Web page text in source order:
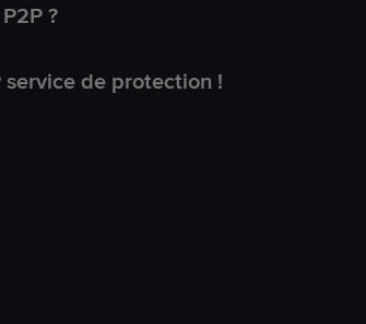
?
de protection !